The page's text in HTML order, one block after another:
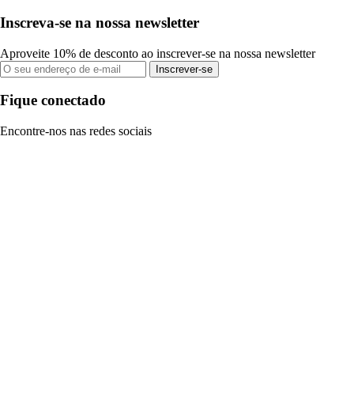
Inscreva-se na nossa newsletter
Aproveite 10% de desconto ao inscrever-se na nossa newsletter
Inscrever-se
Fique conectado
Encontre-nos nas redes sociais